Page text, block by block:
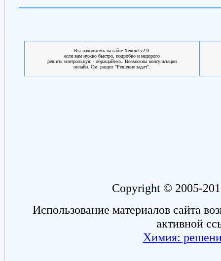
Вы находитесь на сайте Xenoid v2.0:
если вам нужно быстро, подробно и недорого
решить контрольную - обращайтесь. Возможны консультации
онлайн. См. раздел "Решение задач".
Copyright © 2005-
Использование материалов сайта
активной
Химия: